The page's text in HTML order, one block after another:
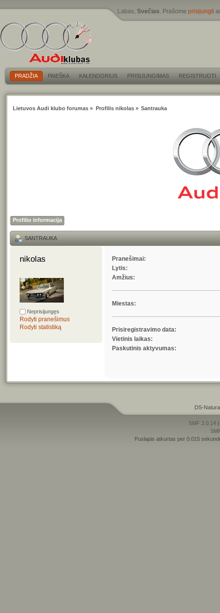
Labas, Svečias. Prašome prisijungti
PRADŽIA PAIEŠKA KALENDORIUS PRISIJUNGIMAS REGISTRUOTI
Lietuvos Audi klubo forumas » Profilis nikolas» Santrauka
Profilio informacija
SANTRAUKA
nikolas
Neprisijungęs
Rodyti pranešimus
Rodyti statistiką
Pranešimai:
Lytis:
Amžius:
Miestas:
Prisiregistravimo data:
Vietinis laikas:
Paskutinis aktyvumas:
DS-
SMF 2.0.14|
Puslapis atkurtas per 0.015